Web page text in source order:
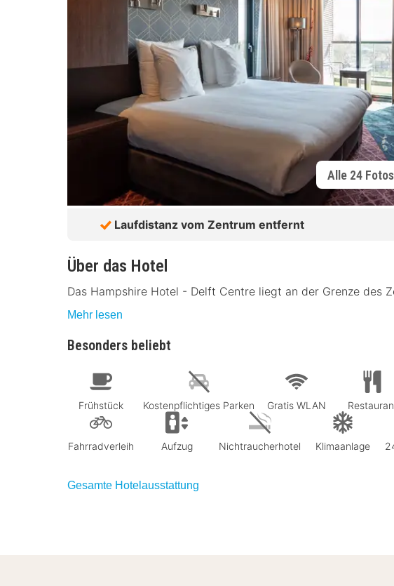
Alle 24
Laufdistanz vom Zentrum entfernt
Über das Hotel
Das Hampshire Hotel - Delft Centre liegt an der Grenze des
Mehr lesen
Besonders beliebt
Frühstück Kostenpflichtiges Parken Gratis WLAN
Fahrradverleih Aufzug Nichtraucherhotel Klimaanlage
Gesamte Hotelausstattung